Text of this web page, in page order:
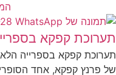
תערוכת קפקא בספרייה
של פרנץ קפקא, אחד